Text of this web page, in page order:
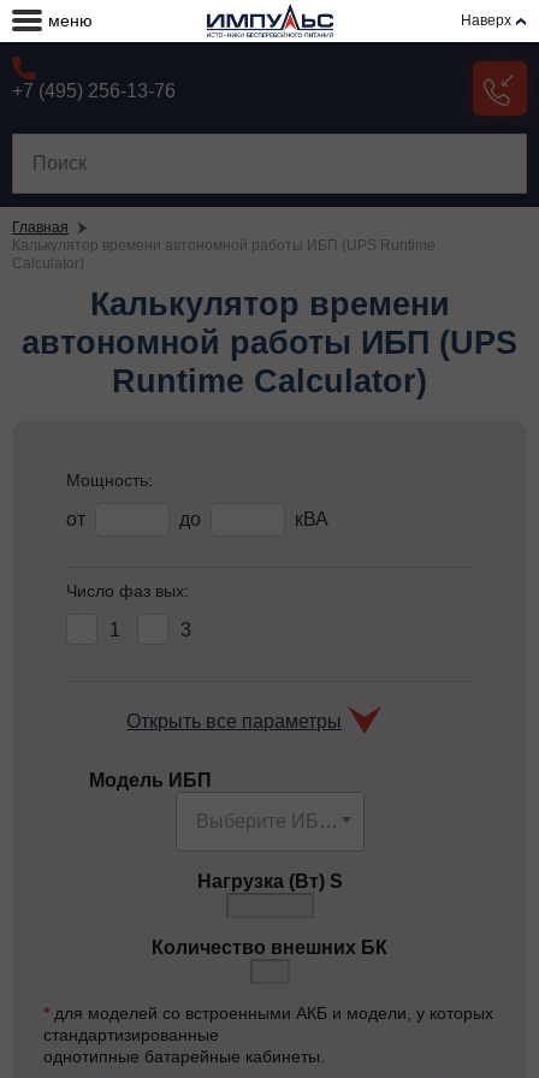
меню Наверх
+7 (495) 256-13-76
Главная
Калькулятор времени автономной работы ИБП (UPS Runtime
Calculator)
Калькулятор времени
автономной работы ИБП (UPS
Runtime Calculator)
Мощность:
от до кВА
Число фаз вых:
1 3
Открыть все параметры
Модель ИБП
Выберите ИБП (81 модель)
Нагрузка (Вт) S
Количество внешних БК
* для моделей со встроенными АКБ и модели, у которых
стандартизированные
однотипные батарейные кабинеты.